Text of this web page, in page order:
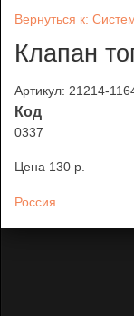
Вернуться к:
Клапан
Артикул: 21214-
Код
0337
Цена 130 p.
Россия